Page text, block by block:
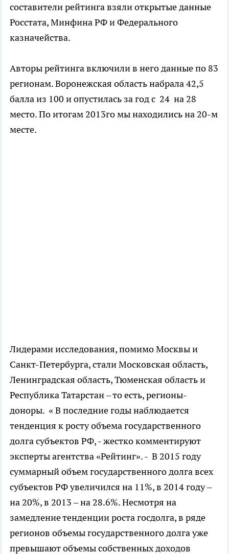
составители рейтинга взяли открытые данные
Росстата, Минфина РФ и Федерального
казначейства.
Авторы рейтинга включили в него данные по 83
регионам. Воронежская область набрала 42,5
балла из 100 и опустилась за год с 24 на 28
место. По итогам 2013го мы находились на 20-м
месте.
Лидерами исследования, помимо Москвы и
Санкт-Петербурга, стали Московская область,
Ленинградская область, Тюменская область и
Республика Татарстан – то есть, регионы-
доноры. « В последние годы наблюдается
тенденция к росту объема государственного
долга субъектов РФ, - жестко комментируют
эксперты агентства «Рейтинг». - В 2015 году
суммарный объем государственного долга всех
субъектов РФ увеличился на 11%, в 2014 году –
на 20%, в 2013 – на 28.6%. Несмотря на
замедление тенденции роста госдолга, в ряде
регионов объемы государственного долга уже
превышают объемы собственных доходов